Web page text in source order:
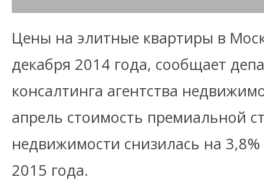
Цены на элитные квартиры в
декабря 2014 года, сообщает
консалтинга агентства
апрель стоимость премиальной
недвижимости снизилась на
2015 года.